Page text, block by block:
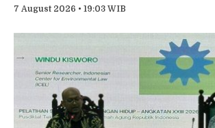
7 August 2026 • 19:03 WIB